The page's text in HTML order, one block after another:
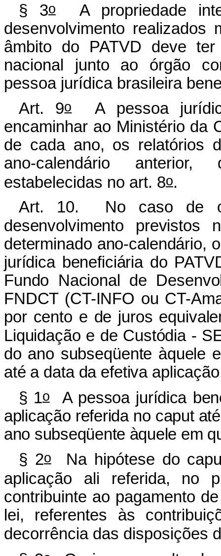
§ 3o
A propriedade
desenvolvimento realizados
âmbito do PATVD deve
nacional junto ao órgão
pessoa jurídica brasileira
Art. 9oA pessoa
encaminhar ao Ministério da
de cada ano, os relatórios
ano-calendário
estabelecidas no art. 8o.
Art. 10. No caso de
desenvolvimento previstos
determinado ano-calendário,
jurídica beneficiária do
Fundo Nacional de
FNDCT (CT-INFO ou CT-
por cento e de juros
Liquidação e de Custódia -
do ano subseqüente àquele
até a data da efetiva
§ 1oA pessoa jurídica
aplicação referida no caput
ano subseqüente àquele em
§ 2oNa hipótese do
aplicação ali referida, no
contribuinte ao pagamento
lei, referentes às
decorrência das disposições